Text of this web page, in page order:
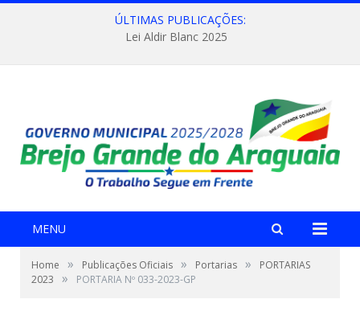
ÚLTIMAS PUBLICAÇÕES:
Lei Aldir Blanc 2025
MENU
Home » Publicações Oficiais » Portarias »
PORTARIAS
2023
» PORTARIA Nº 033-2023-GP